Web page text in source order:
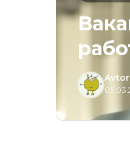
Avtor